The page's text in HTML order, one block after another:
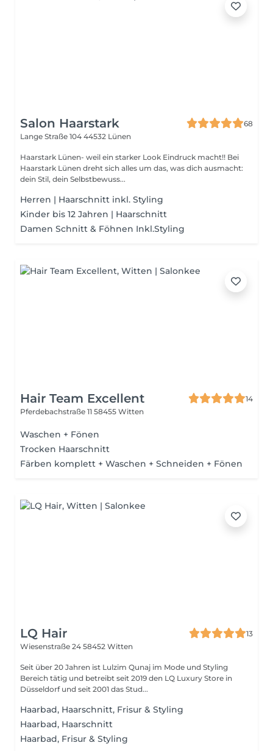
Salon Haarstark
68
Lange Straße 104 44532 Lünen
Haarstark Lünen- weil ein starker Look Eindruck macht!! Bei
Haarstark Lünen dreht sich alles um das, was dich ausmacht:
dein Stil, dein Selbstbewuss...
Herren | Haarschnitt inkl. Styling
Kinder bis 12 Jahren | Haarschnitt
Damen Schnitt & Föhnen Inkl.Styling
Hair Team Excellent
14
Pferdebachstraße 11 58455 Witten
Waschen + Fönen
Trocken Haarschnitt
Färben komplett + Waschen + Schneiden + Fönen
LQ Hair
13
Wiesenstraße 24 58452 Witten
Seit über 20 Jahren ist Lulzim Qunaj im Mode und Styling
Bereich tätig und betreibt seit 2019 den LQ Luxury Store in
Düsseldorf und seit 2001 das Stud...
Haarbad, Haarschnitt, Frisur & Styling
Haarbad, Haarschnitt
Haarbad, Frisur & Styling